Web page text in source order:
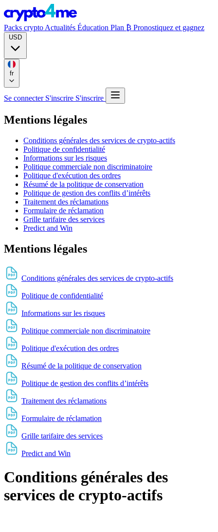
Packs crypto Actualités Éducation Plan ₿ Pronostiquez et gagnez
fr
Se connecter S'inscrire S'inscrire
Mentions légales
Conditions générales des services de crypto-actifs
Politique de confidentialité
Informations sur les risques
Politique commerciale non discriminatoire
Politique d'exécution des ordres
Résumé de la politique de conservation
Politique de gestion des conflits d’intérêts
Traitement des réclamations
Formulaire de réclamation
Grille tarifaire des services
Predict and Win
Mentions légales
Conditions générales des services de crypto-actifs
Politique de confidentialité
Informations sur les risques
Politique commerciale non discriminatoire
Politique d'exécution des ordres
Résumé de la politique de conservation
Politique de gestion des conflits d’intérêts
Traitement des réclamations
Formulaire de réclamation
Grille tarifaire des services
Predict and Win
Conditions générales des
services de crypto-actifs